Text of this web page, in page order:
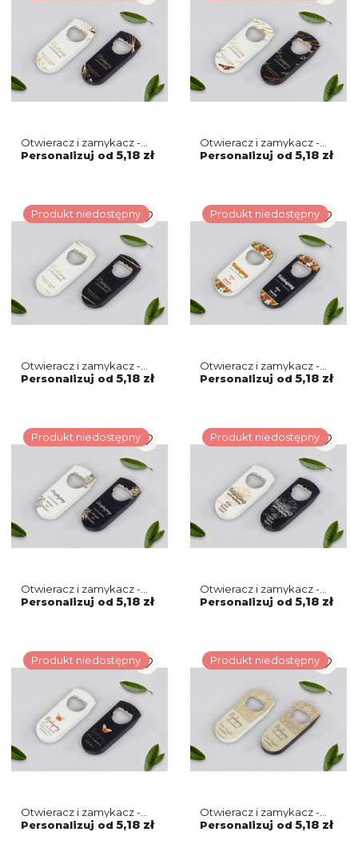
Otwieracz i zamykacz -
Marmur & Złoto - Motyw 4
Personalizuj od 5,18 zł
Otwieracz i zamykacz -
Marmur & Złoto - Motyw 3
Personalizuj od 5,18 zł
Produkt niedostępny
Otwieracz i zamykacz -
Marmur & Złoto - Motyw 2
Personalizuj od 5,18 zł
Produkt niedostępny
Otwieracz i zamykacz -
Retro Style Motyw 1
Personalizuj od 5,18 zł
Produkt niedostępny
Otwieracz i zamykacz -
Rustic Summer Motyw 1
Personalizuj od 5,18 zł
Produkt niedostępny
Otwieracz i zamykacz -
Sunflowers Motyw 1
Personalizuj od 5,18 zł
Produkt niedostępny
Otwieracz i zamykacz -
Butterflies - Motyw 1
Personalizuj od 5,18 zł
Produkt niedostępny
Otwieracz i zamykacz -
Vintage Motyw 1
Personalizuj od 5,18 zł